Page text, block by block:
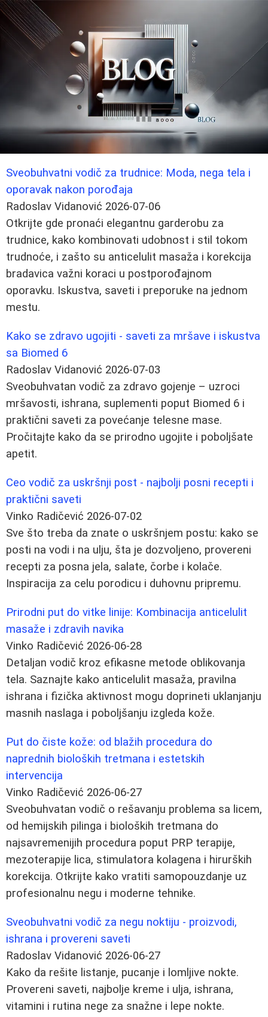
Sveobuhvatni vodič za trudnice: Moda, nega tela i
oporavak nakon porođaja
Radoslav Vidanović 2026-07-06
Otkrijte gde pronaći elegantnu garderobu za
trudnice, kako kombinovati udobnost i stil tokom
trudnoće, i zašto su anticelulit masaža i korekcija
bradavica važni koraci u postporođajnom
oporavku. Iskustva, saveti i preporuke na jednom
mestu.
Kako se zdravo ugojiti - saveti za mršave i iskustva
sa Biomed 6
Radoslav Vidanović 2026-07-03
Sveobuhvatan vodič za zdravo gojenje – uzroci
mršavosti, ishrana, suplementi poput Biomed 6 i
praktični saveti za povećanje telesne mase.
Pročitajte kako da se prirodno ugojite i poboljšate
apetit.
Ceo vodič za uskršnji post - najbolji posni recepti i
praktični saveti
Vinko Radičević 2026-07-02
Sve što treba da znate o uskršnjem postu: kako se
posti na vodi i na ulju, šta je dozvoljeno, provereni
recepti za posna jela, salate, čorbe i kolače.
Inspiracija za celu porodicu i duhovnu pripremu.
Prirodni put do vitke linije: Kombinacija anticelulit
masaže i zdravih navika
Vinko Radičević 2026-06-28
Detaljan vodič kroz efikasne metode oblikovanja
tela. Saznajte kako anticelulit masaža, pravilna
ishrana i fizička aktivnost mogu doprineti uklanjanju
masnih naslaga i poboljšanju izgleda kože.
Put do čiste kože: od blažih procedura do
naprednih bioloških tretmana i estetskih
intervencija
Vinko Radičević 2026-06-27
Sveobuhvatan vodič o rešavanju problema sa licem,
od hemijskih pilinga i bioloških tretmana do
najsavremenijih procedura poput PRP terapije,
mezoterapije lica, stimulatora kolagena i hirurških
korekcija. Otkrijte kako vratiti samopouzdanje uz
profesionalnu negu i moderne tehnike.
Sveobuhvatni vodič za negu noktiju - proizvodi,
ishrana i provereni saveti
Radoslav Vidanović 2026-06-27
Kako da rešite listanje, pucanje i lomljive nokte.
Provereni saveti, najbolje kreme i ulja, ishrana,
vitamini i rutina nege za snažne i lepe nokte.